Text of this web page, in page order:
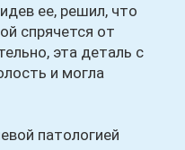
ее, решил, что
спрячется от
эта деталь с
и могла
патологией